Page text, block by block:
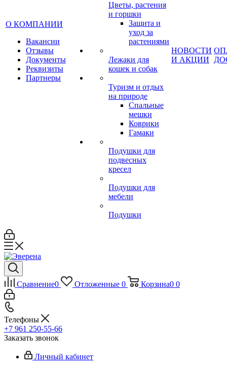
О КОМПАНИИ
Вакансии
Отзывы
Документы
Реквизиты
Партнеры
Цветы, растения
и горшки
Защита и
уход за
растениями
Лежаки для
кошек и собак
Туризм и отдых
на природе
Спальные
мешки
Коврики
Гамаки
Подушки для
подвесных
кресел
Подушки для
мебели
Подушки
НОВОСТИ
И АКЦИИ
Сравнение0 Отложенные 0 Корзина0 0
Телефоны
+7 961 250-55-66
Заказать звонок
Личный кабинет